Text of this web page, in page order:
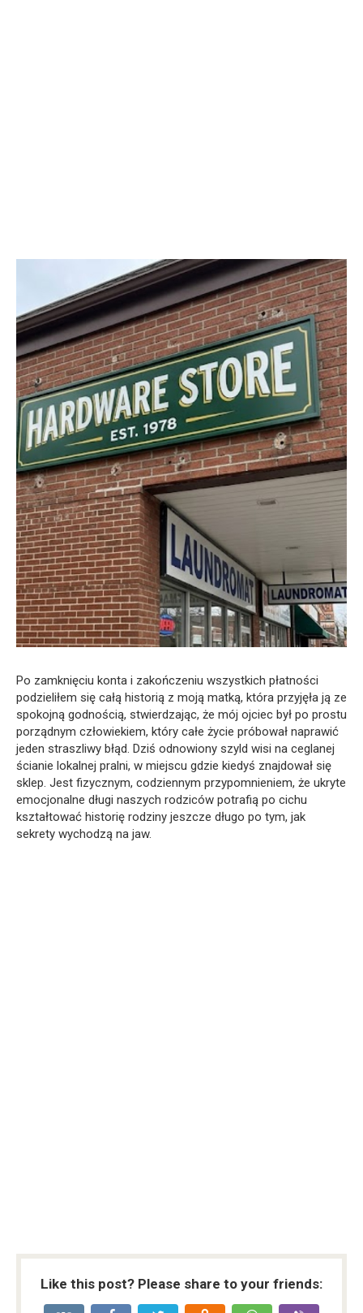
Po zamknięciu konta i zakończeniu wszystkich płatności
podzieliłem się całą historią z moją matką, która przyjęła ją ze
spokojną godnością, stwierdzając, że mój ojciec był po prostu
porządnym człowiekiem, który całe życie próbował naprawić
jeden straszliwy błąd. Dziś odnowiony szyld wisi na ceglanej
ścianie lokalnej pralni, w miejscu gdzie kiedyś znajdował się
sklep. Jest fizycznym, codziennym przypomnieniem, że ukryte
emocjonalne długi naszych rodziców potrafią po cichu
kształtować historię rodziny jeszcze długo po tym, jak
sekrety wychodzą na jaw.
Like this post? Please share to your friends: